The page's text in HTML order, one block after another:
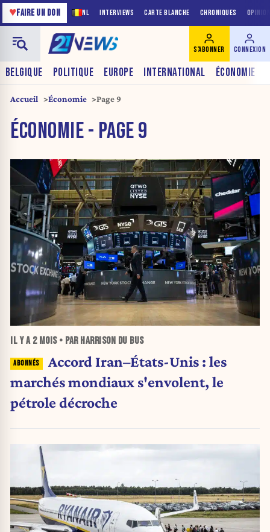
NL INTERVIEWS CARTE BLANCHE CHRONIQUES
♥FAIRE UN DON
BELGIQUE POLITIQUE EUROPE INTERNATIONAL ÉCONOMIE
S'ABONNER CONNEXION
Accueil Économie Page 9
ÉCONOMIE - PAGE 9
IL Y A 2 MOIS• PAR HARRISON DU BUS
Accord Iran–États-Unis : les
marchés mondiaux s'envolent, le
pétrole décroche